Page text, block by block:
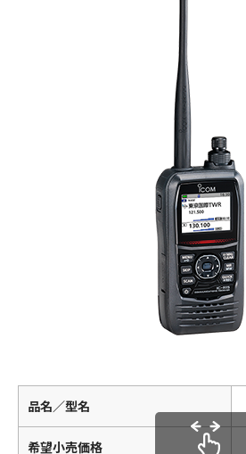
品名／型名
希望小売価格